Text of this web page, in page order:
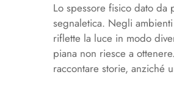
Lo spessore fisico dato
segnaletica. Negli
riflette la luce in modo
piana non riesce a
raccontare storie, anziché